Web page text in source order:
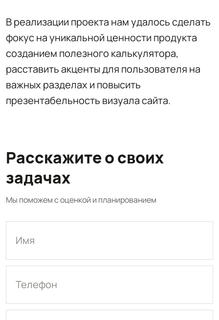
В реализации проекта нам удалось сделать
фокус на уникальной ценности продукта
созданием полезного калькулятора,
расставить акценты для пользователя на
важных разделах и повысить
презентабельность визуала сайта.
Расскажите о своих
задачах
Мы поможем с оценкой и планированием
Имя
Телефон